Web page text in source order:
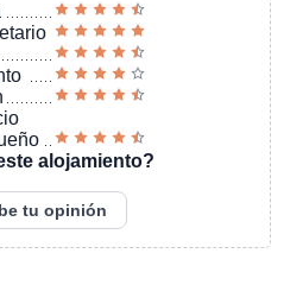
alojamiento?
tu opinión